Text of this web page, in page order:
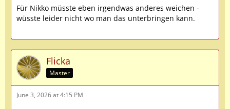
Für Nikko müsste eben irgendwas anderes weichen -
wüsste leider nicht wo man das unterbringen kann.
Flicka
Master
June 3, 2026 at 4:15 PM